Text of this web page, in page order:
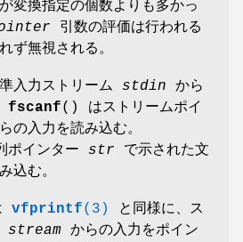
変換指定の個数よりも多かっ
引数の評価は行われる
ず無視される。
入力ストリーム stdin から
fscanf() はストリームポイ
の入力を読み込む。
インター str で示された文
込む。
vfprintf(3)
と同様に、ス
stream からの入力をポイン